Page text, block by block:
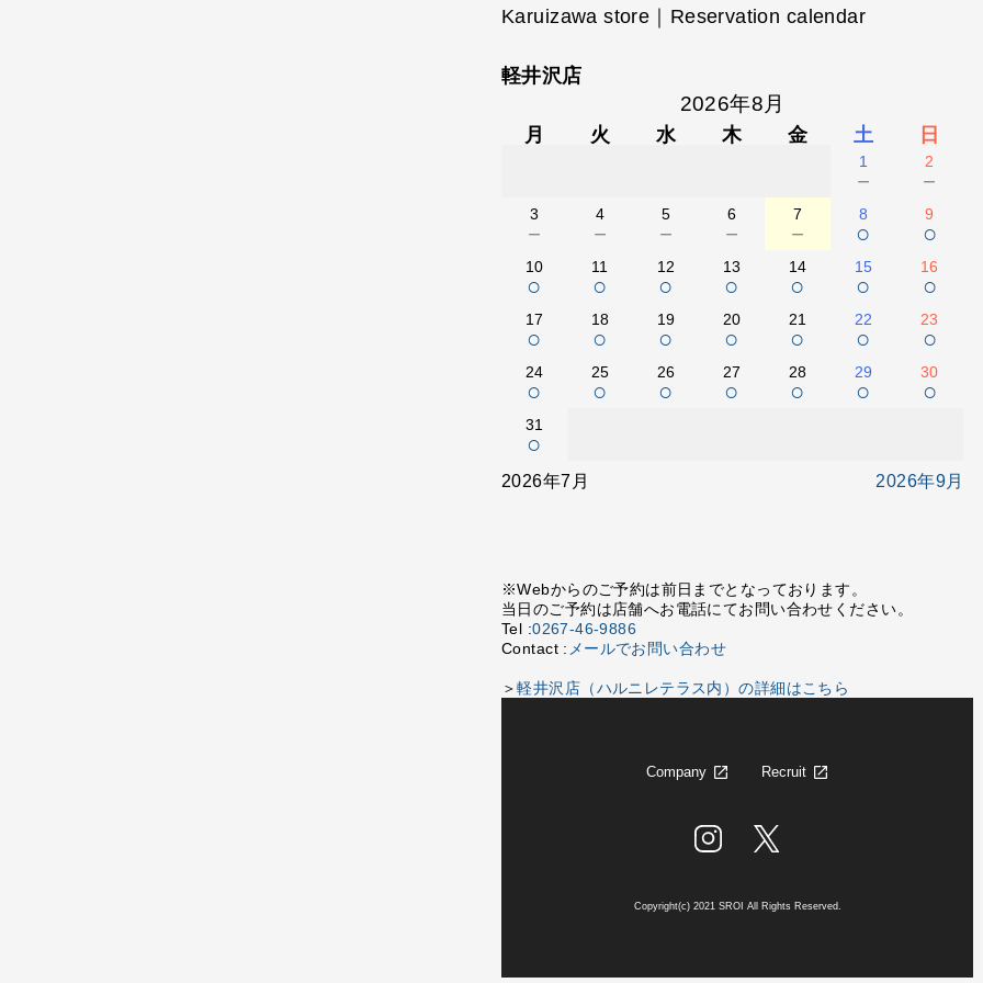
Karuizawa store｜Reservation calendar
軽井沢店
2026年8月
月 火 水 木 金 土 日
1
－
2
－
3
－
4
－
5
－
6
－
7
－
8
○
9
○
10
○
11
○
12
○
13
○
14
○
15
○
16
○
17
○
18
○
19
○
20
○
21
○
22
○
23
○
24
○
25
○
26
○
27
○
28
○
29
○
30
○
31
○
2026年7月 2026年9月
※Webからのご予約は前日までとなっております。
当日のご予約は店舗へお電話にてお問い合わせください。
Tel :0267-46-9886
Contact : メールでお問い合わせ
＞軽井沢店（ハルニレテラス内）の詳細はこちら
Company Recruit
Copyright(c) 2021 SROI All Rights Reserved.